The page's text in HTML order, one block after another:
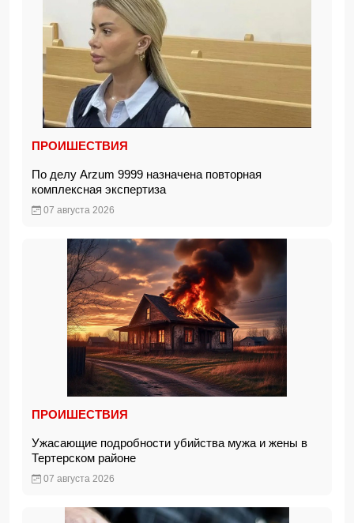
ПРОИШЕСТВИЯ
По делу Arzum 9999 назначена повторная
комплексная экспертиза
07 августа 2026
ПРОИШЕСТВИЯ
Ужасающие подробности убийства мужа и жены в
Тертерском районе
07 августа 2026